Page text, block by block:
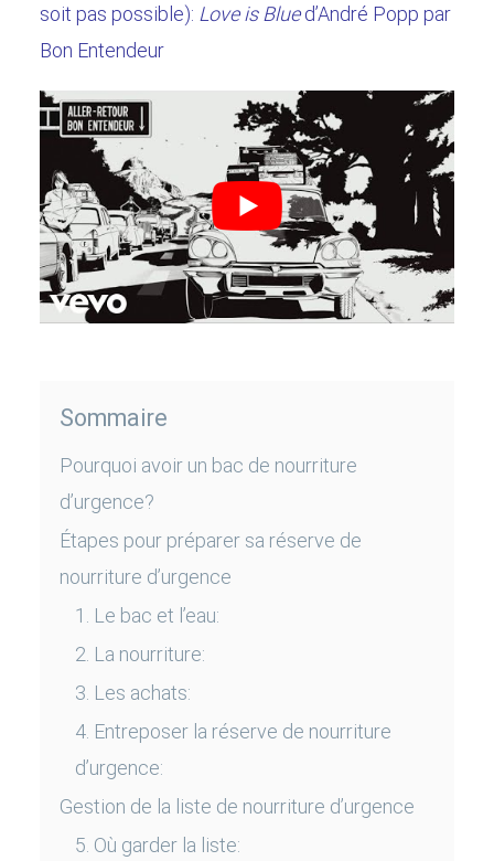
soit pas possible): Love is Blued’André Popp par
Bon Entendeur
Sommaire
Pourquoi avoir un bac de nourriture
d’urgence?
Étapes pour préparer sa réserve de
nourriture d’urgence
1. Le bac et l’eau:
2. La nourriture:
3. Les achats:
4. Entreposer la réserve de nourriture
d’urgence:
Gestion de la liste de nourriture d’urgence
5. Où garder la liste: